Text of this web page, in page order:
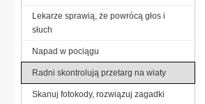
Lekarze sprawią, że powrócą głos i
słuch
Napad w pociągu
Radni skontrolują przetarg na wiaty
Skanuj fotokody, rozwiązuj zagadki